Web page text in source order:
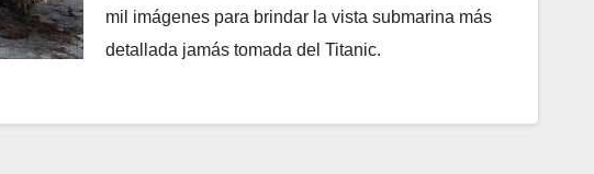
mil imágenes para brindar la vista submarina más
detallada jamás tomada del Titanic.